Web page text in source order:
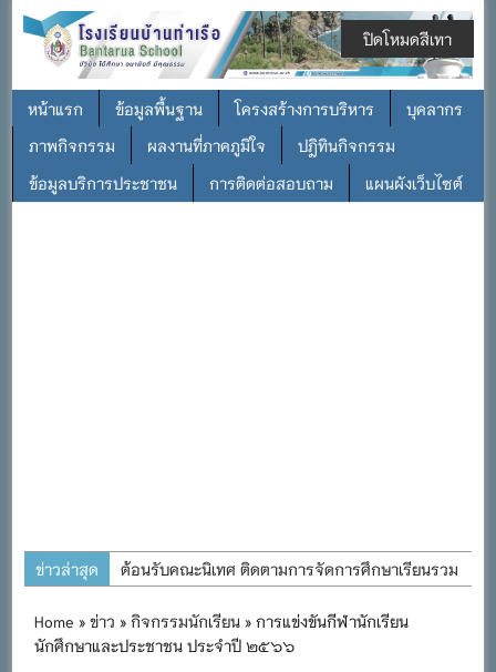
หน้าแรก ข้อมูลพื้นฐาน โครงสร้างการบริหาร
บุคลากร
ภาพกิจกรรม
ผลงานที่ภาคภูมิใจ
ปฎิทินกิจกรรม
ข้อมูลบริการประชาชน
การติดต่อสอบถาม แผนผังเว็บไซต์
ข่าวล่าสุด
ต้อนรับคณะนิเทศ ติดตามการจัดการศึกษาเรียนรวม
การอบรมการจัดทำแผนพัฒนาการจัดการศึกษาและ
Home »ข่าว »กิจกรรมนักเรียน » การแข่งขันกีฬานักเรียน
นักศึกษาและประชาชน ประจำปี ๒๕๖๖
ปิดโหมดสีเทา